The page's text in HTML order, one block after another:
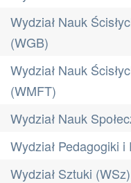
Wydział Nauk
(WGB)
Wydział Nauk
(WMFT)
Wydział Nauk
Wydział Pedagogiki
Wydział Sztuki (WSz)